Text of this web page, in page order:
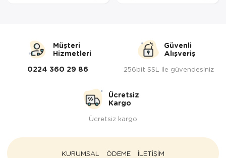
Müşteri
Hizmetleri
0224 360 29 86
Güvenli
Alışveriş
256bit SSL ile güvendesiniz
Ücretsiz
Kargo
Ücretsiz kargo
KURUMSAL ÖDEME İLETİŞİM